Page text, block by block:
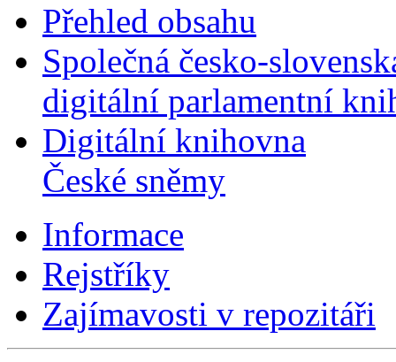
Přehled obsahu
Společná česko-
digitální parlamentní
Digitální knihovna
České sněmy
Informace
Rejstříky
Zajímavosti v repozitáři